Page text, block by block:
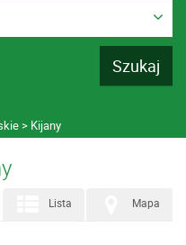
Kijany
Mapa
Lista